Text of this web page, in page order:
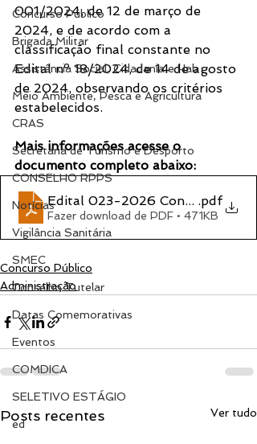
Concurso Público
Brigada Militar
Assistência Social, Cidadania e Hab
Meio Ambiente, Pesca e Agricultura
CRAS
Secretaria de Turismo e Desporto
CONSELHO RPPS
Notícias
Vigilância Sanitária
SMEC
Conselho Tutelar
Datas Comemorativas
Eventos
COMDICA
SELETIVO ESTÁGIO
ed
001/2024, de 12 de março de
2024, e de acordo com a
classificação final constante no
Edital nº 18/2024, de 14 de agosto
de 2024, observando os critérios
estabelecidos.
Mais informações acesse o
documento completo abaixo:
Edital 023-2026 Concurso
.pdf
Fazer download de PDF • 471KB
Concurso Público
Administração
Posts recentes Ver tudo